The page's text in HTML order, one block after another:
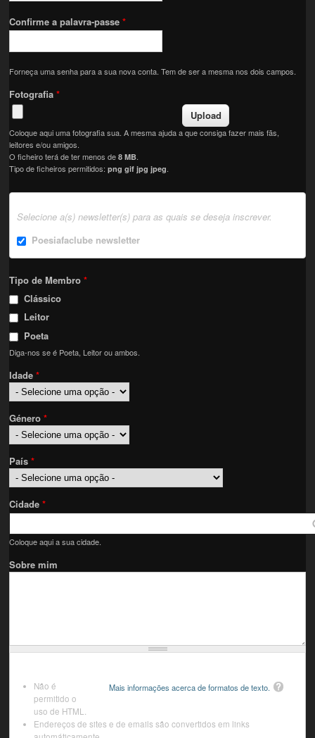
Confirme a palavra-passe*
Forneça uma senha para a sua nova conta. Tem de ser a mesma nos dois campos.
Fotografia*
Coloque aqui uma fotografia sua. A mesma ajuda a que consiga fazer mais fãs,
leitores e/ou amigos.
O ficheiro terá de ter menos de8 MB
Tipo de ficheiros permitidos:png gif jpg jpeg
Selecione a(s) newsletter(s) para as quais se deseja inscrever.
Poesiafaclube newsletter
Tipo de Membro*
Clássico
Leitor
Poeta
Diga-nos se é Poeta, Leitor ou ambos.
Idade*
Género*
País*
Cidade*
Coloque aqui a sua cidade.
Sobre mim
Mais informações acerca de formatos de texto.
Não é
permitido o
uso de HTML.
Endereços de sites e de emails são convertidos em links